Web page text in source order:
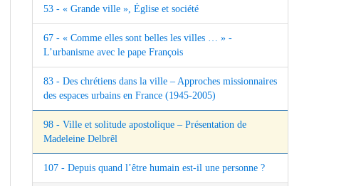
53 - « Grande ville », Église et société
67 - « Comme elles sont belles les villes … » -
L’urbanisme avec le pape François
83 - Des chrétiens dans la ville – Approches missionnaires
des espaces urbains en France (1945‑2005)
98 - Ville et solitude apostolique – Présentation de
Madeleine Delbrêl
107 - Depuis quand l’être humain est‑il une personne ?